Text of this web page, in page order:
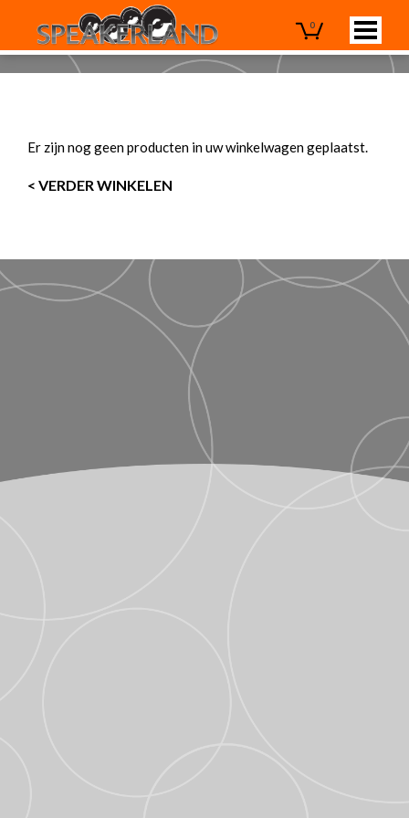
0
Er zijn nog geen producten in uw winkelwagen geplaatst.
VERDER WINKELEN